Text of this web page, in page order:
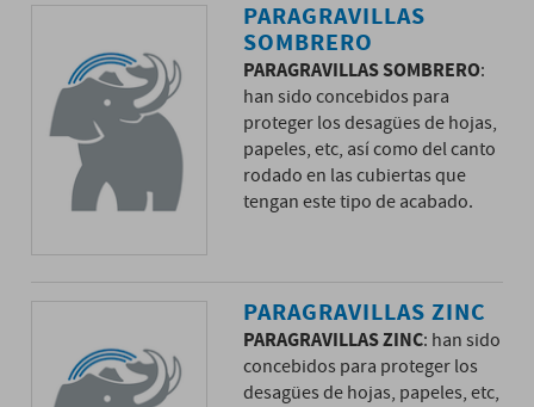
PARAGRAVILLAS
SOMBRERO
PARAGRAVILLAS SOMBRERO:
han sido concebidos para
proteger los desagües de hojas,
papeles, etc, así como del canto
rodado en las cubiertas que
tengan este tipo de acabado.
PARAGRAVILLAS ZINC
PARAGRAVILLAS ZINC: han sido
concebidos para proteger los
desagües de hojas, papeles, etc,